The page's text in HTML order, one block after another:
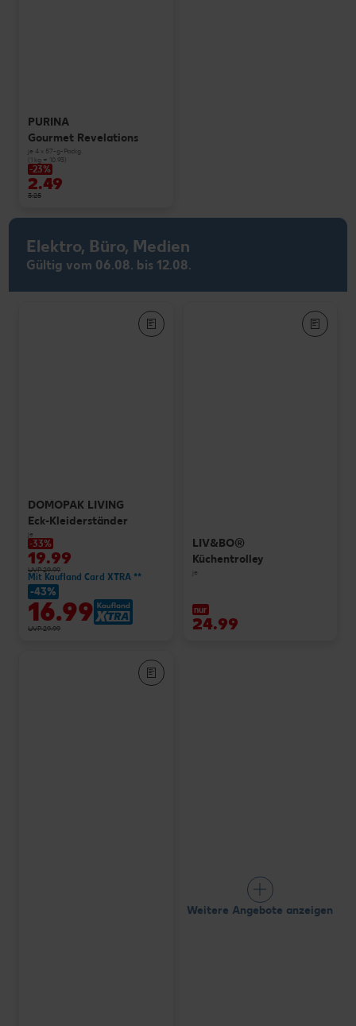
PURINA
Gourmet Revelations
je 4 x 57-g-Packg.
(1 kg = 10.93)
-23%
2.49
3.25
Elektro, Büro, Medien
Gültig vom 06.08. bis 12.08.
DOMOPAK LIVING
Eck-Kleiderständer
je
-33%
19.99
UVP 29.99
Mit Kaufland Card XTRA **
-43%
16.99
UVP 29.99
LIV&BO®
Küchentrolley
je
nur
24.99
Weitere Angebote anzeigen